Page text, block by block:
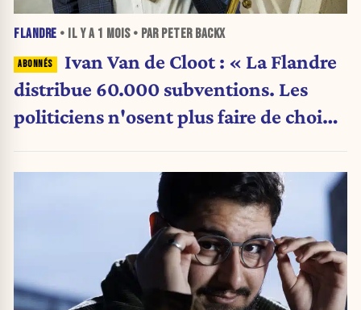
FLANDRE • IL Y A 1 MOIS• PAR PETER BACKX
Ivan Van de Cloot : « La Flandre
distribue 60.000 subventions. Les
politiciens n'osent plus faire de choix.